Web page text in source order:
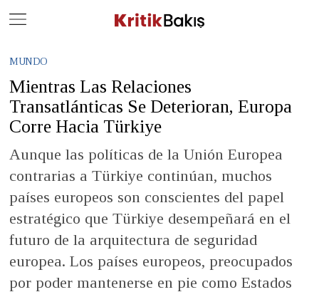
MUNDO
Mientras Las Relaciones
Transatlánticas Se Deterioran, Europa
Corre Hacia Türkiye
Aunque las políticas de la Unión Europea
contrarias a Türkiye continúan, muchos
países europeos son conscientes del papel
estratégico que Türkiye desempeñará en el
futuro de la arquitectura de seguridad
europea. Los países europeos, preocupados
por poder mantenerse en pie como Estados